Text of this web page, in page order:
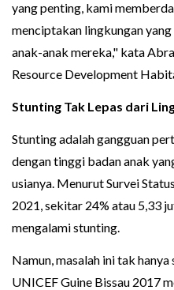
yang penting, kami
menciptakan lingkungan
anak-anak mereka," kata
Resource Development
Stunting Tak Lepas dari
Stunting adalah gangguan
dengan tinggi badan anak
usianya. Menurut Survei
2021, sekitar 24% atau 5,33
mengalami stunting.
Namun, masalah ini tak
UNICEF Guine Bissau 2017